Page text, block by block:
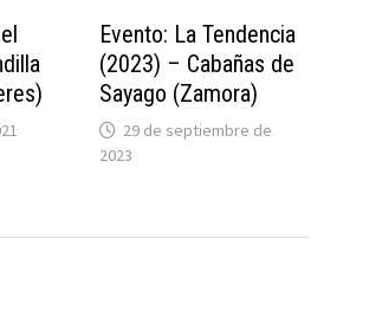
Evento: La Tendencia
(2023) – Cabañas de
Sayago (Zamora)
29 de septiembre de
2023